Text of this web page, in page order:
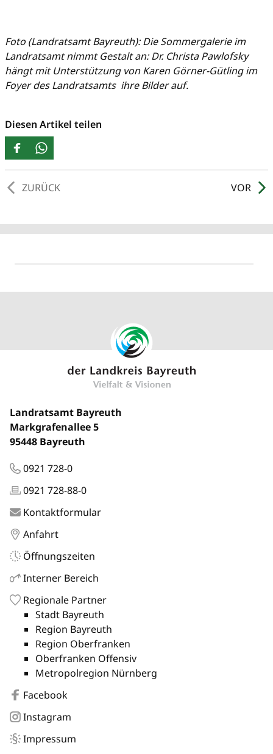
Foto (Landratsamt Bayreuth): Die Sommergalerie im
Landratsamt nimmt Gestalt an: Dr. Christa Pawlofsky
hängt mit Unterstützung von Karen Görner-Gütling im
Foyer des Landratsamts ihre Bilder auf.
Diesen Artikel teilen
VOR
ZURÜCK
Landratsamt Bayreuth
Markgrafenallee 5
95448 Bayreuth
0921 728-0
0921 728-88-0
Kontaktformular
Anfahrt
Öffnungszeiten
Interner Bereich
Regionale Partner
Stadt Bayreuth
Region Bayreuth
Region Oberfranken
Oberfranken Offensiv
Metropolregion Nürnberg
Facebook
Instagram
Impressum